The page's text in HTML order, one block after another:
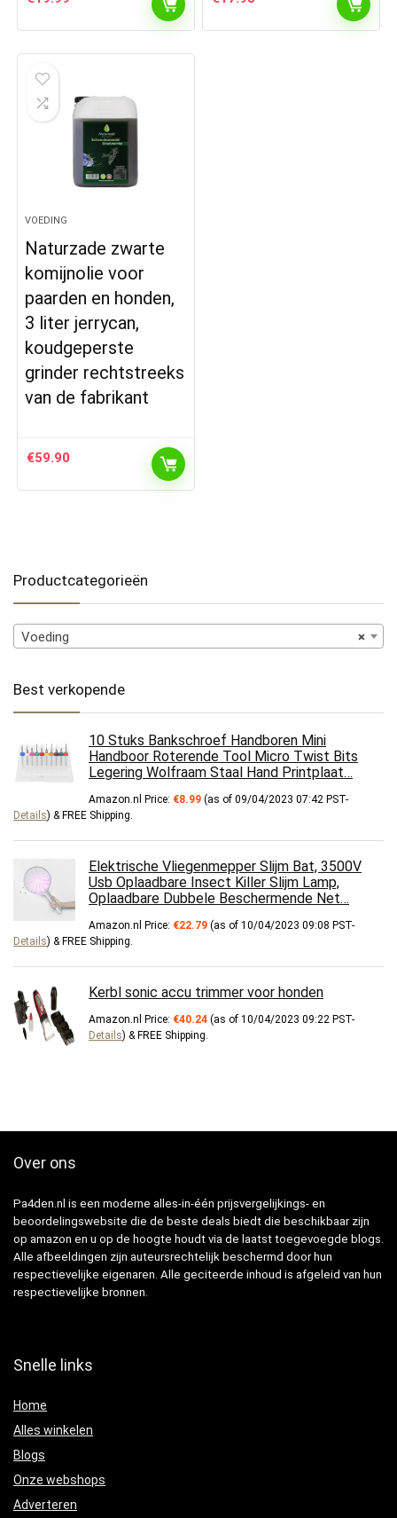
VOEDING
Naturzade zwarte
komijnolie voor
paarden en honden,
3 liter jerrycan,
koudgeperste
grinder rechtstreeks
van de fabrikant
€59.90
Productcategorieën
×
Voeding
Best verkopende
10 Stuks Bankschroef Handboren Mini
Handboor Roterende Tool Micro Twist Bits
Legering Wolfraam Staal Hand Printplaat…
Amazon.nl Price: €8.99 (as of 09/04/2023 07:42 PST-
Details) & FREE Shipping.
Elektrische Vliegenmepper Slijm Bat, 3500V
Usb Oplaadbare Insect Killer Slijm Lamp,
Oplaadbare Dubbele Beschermende Net…
Amazon.nl Price: €22.79 (as of 10/04/2023 09:08 PST-
Details) & FREE Shipping.
Kerbl sonic accu trimmer voor honden
Amazon.nl Price: €40.24 (as of 10/04/2023 09:22 PST-
Details) & FREE Shipping.
Over ons
Pa4den.nl is een moderne alles-in-één prijsvergelijkings- en
beoordelingswebsite die de beste deals biedt die beschikbaar zijn
op amazon en u op de hoogte houdt via de laatst toegevoegde blogs.
Alle afbeeldingen zijn auteursrechtelijk beschermd door hun
respectievelijke eigenaren. Alle geciteerde inhoud is afgeleid van hun
respectievelijke bronnen.
Snelle links
Home
Alles winkelen
Blogs
Onze webshops
Adverteren